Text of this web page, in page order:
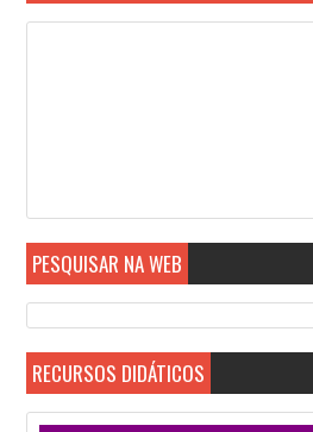
PESQUISAR NA WEB
RECURSOS DIDÁTICOS